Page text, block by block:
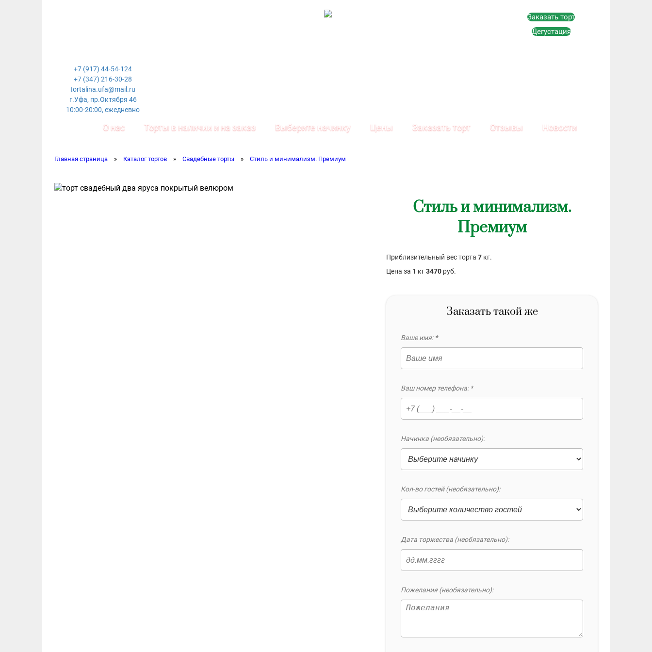
+7 (917) 44-54-124
+7 (347) 216-30-28
tortalina.ufa@mail.ru
г.Уфа, пр.Октября 46
10:00-20:00, ежедневно
Заказать торт
Дегустация
О нас Торты в наличии и на заказ Выберите начинку Цены Заказать торт Отзывы Новости
Главная страница » Каталог тортов » Свадебные торты » Стиль и минимализм. Премиум
Стиль и минимализм.
Премиум
Приблизительный вес торта 7 кг.
Цена за 1 кг3470 руб.
Заказать такой же
Ваше имя: *
Ваш номер телефона: *
Начинка (необязательно):
Кол-во гостей (необязательно):
Дата торжества (необязательно):
Пожелания (необязательно):